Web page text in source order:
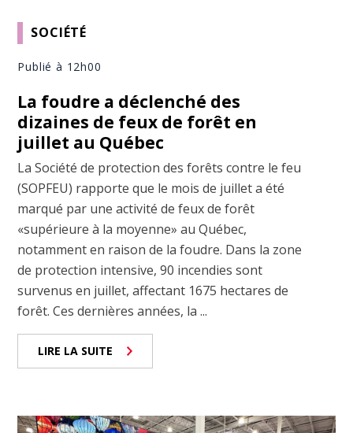
SOCIÉTÉ
Publié à 12h00
La foudre a déclenché des
dizaines de feux de forêt en
juillet au Québec
La Société de protection des forêts contre le feu
(SOPFEU) rapporte que le mois de juillet a été
marqué par une activité de feux de forêt
«supérieure à la moyenne» au Québec,
notamment en raison de la foudre. Dans la zone
de protection intensive, 90 incendies sont
survenus en juillet, affectant 1675 hectares de
forêt. Ces dernières années, la ...
LIRE LA SUITE